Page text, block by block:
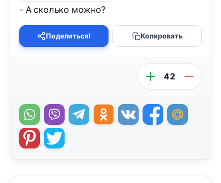
- А сколько можно?
Поделиться! Копировать
42